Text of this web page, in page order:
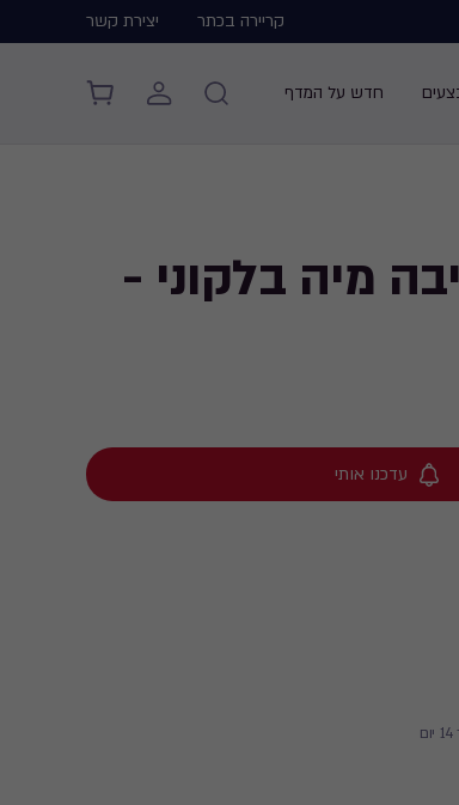
קריירה בכתר יצירת קשר
חדש על המדף
מיה בלקוני -
עדכנו אותי